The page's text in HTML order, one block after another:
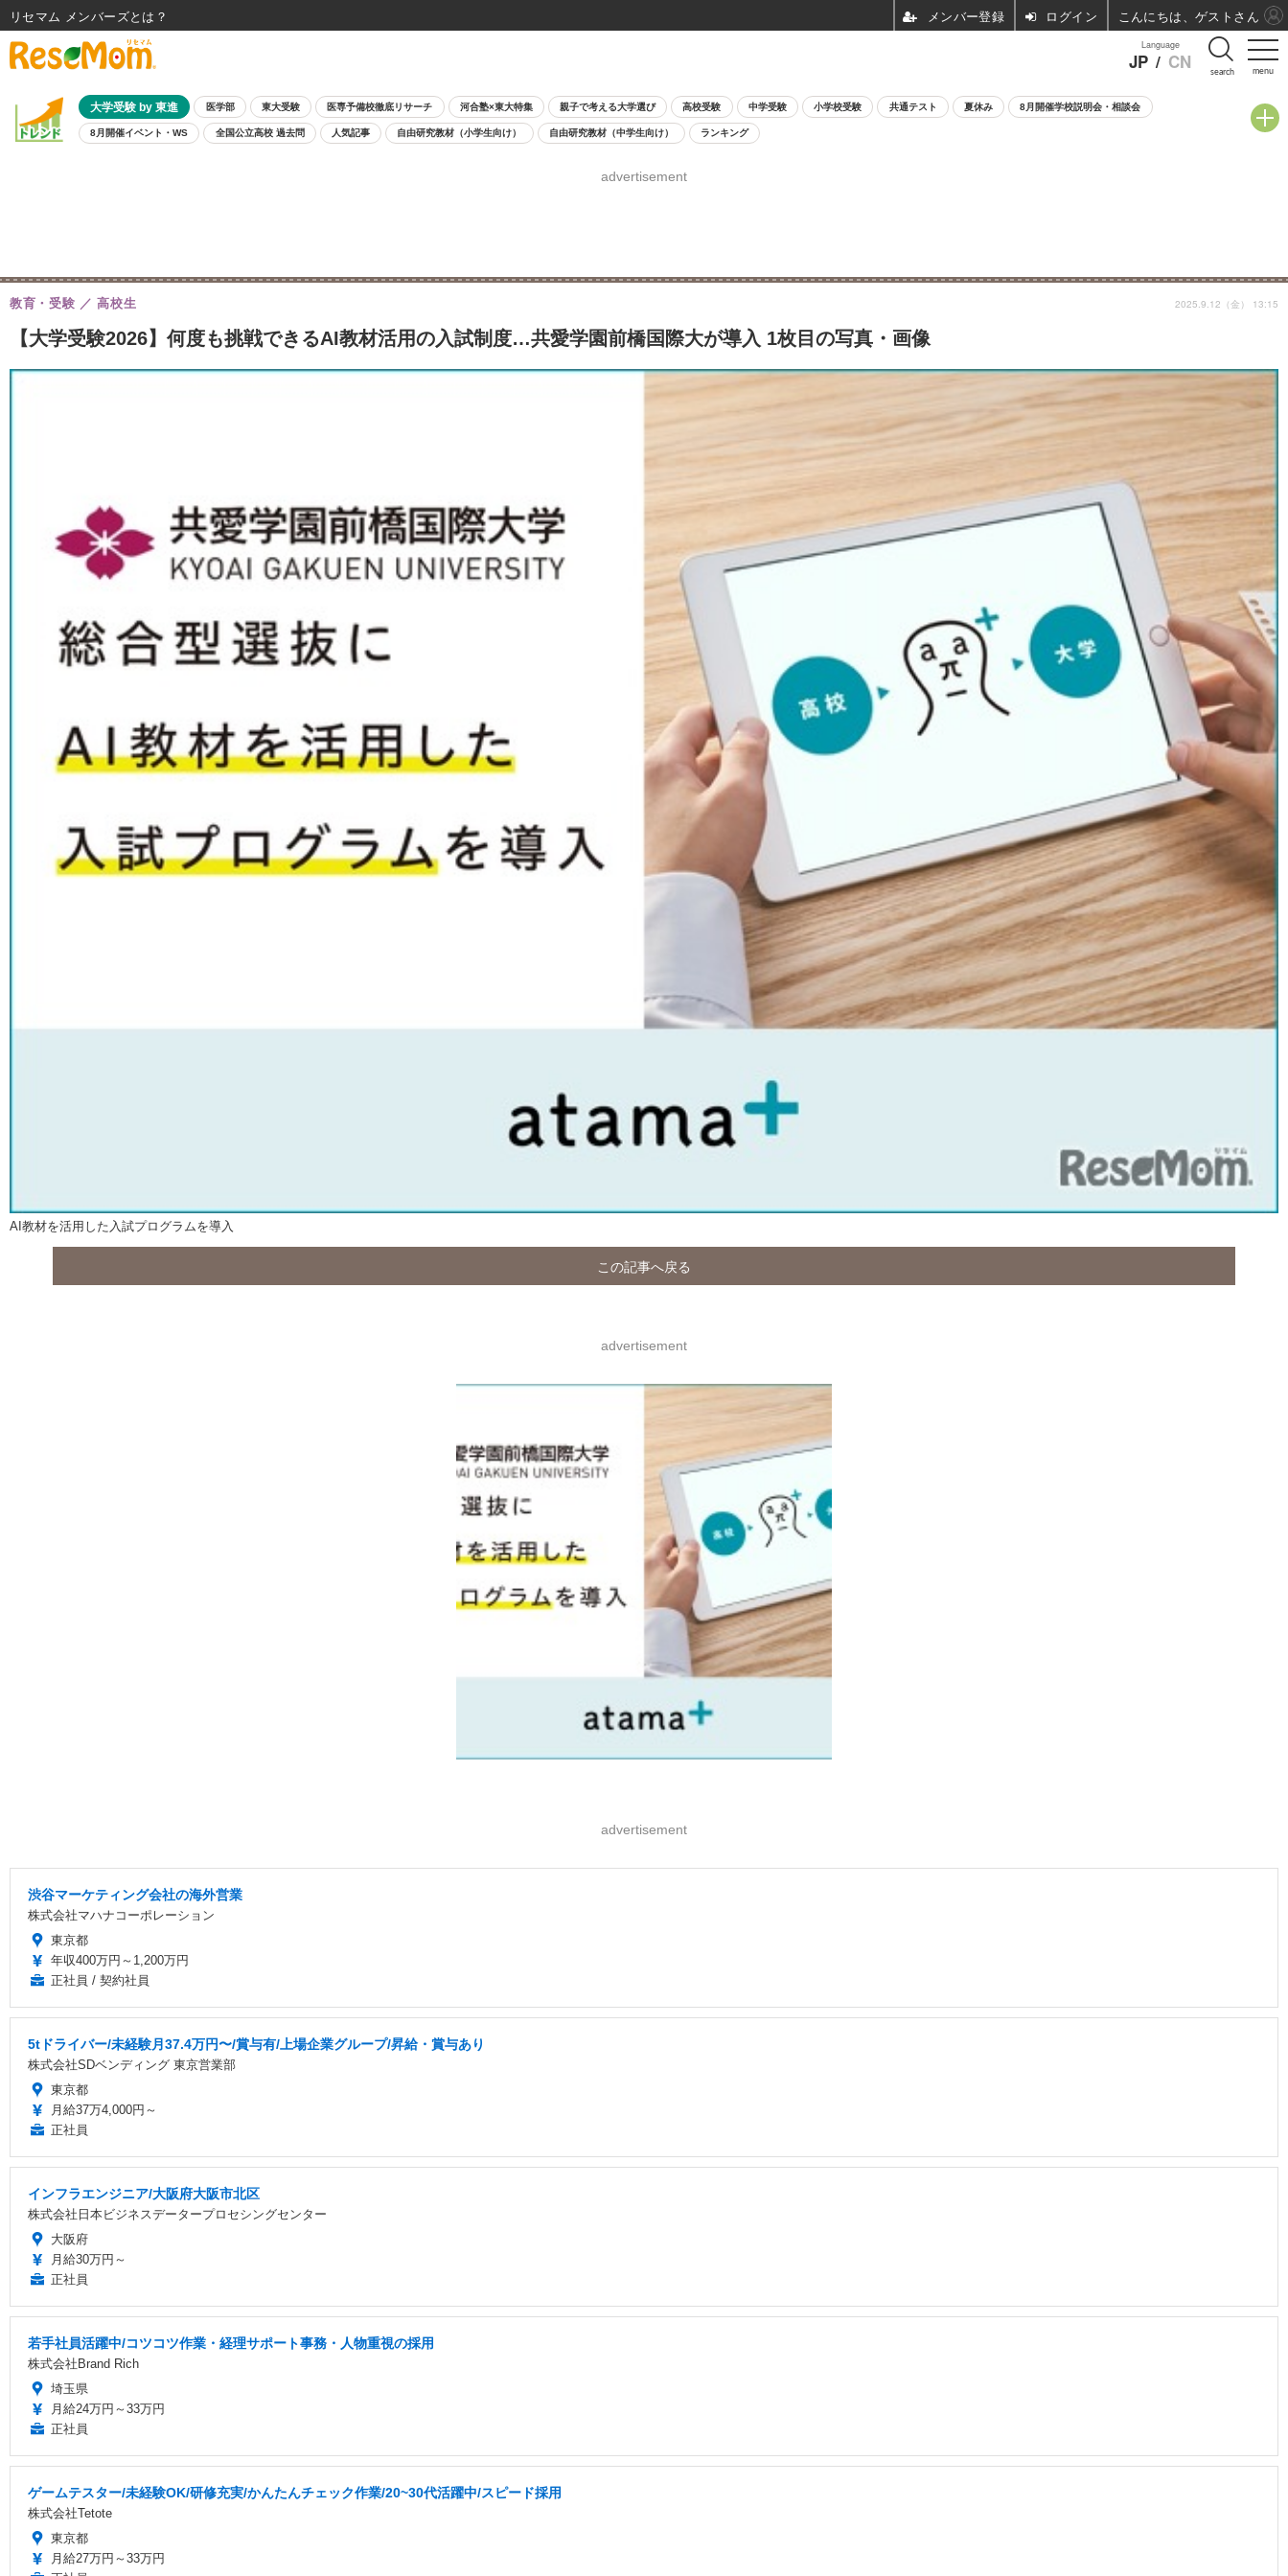
menu
Language
JP / CN search
大学受験 by 東進 医学部 東大受験 医専予備校徹底リサーチ 河合塾×東大特集 親子で考える大学選び 高校受験 中学受験 小学校受験 共通テスト 夏休み 8月開催学校説明会・相談会
8月開催イベント・WS 全国公立高校 過去問 人気記事 自由研究教材（小学生向け） 自由研究教材（中学生向け） ランキング
advertisement
【大学受験2026】何度も挑戦できるAI教材活用の入試制度…共愛学園前橋国際大が導入 1枚目の写真・画像
教育・受験 高校生 2025.9.12（金） 13:15
AI教材を活用した入試プログラムを導入
この記事へ戻る
advertisement
advertisement
渋谷マーケティング会社の海外営業
株式会社マハナコーポレーション
東京都
年収400万円～1,200万円
正社員 / 契約社員
5tドライバー/未経験月37.4万円〜/賞与有/上場企業グループ/昇給・賞与あり
株式会社SDベンディング 東京営業部
東京都
月給37万4,000円～
正社員
インフラエンジニア/大阪府大阪市北区
株式会社日本ビジネスデータープロセシングセンター
大阪府
月給30万円～
正社員
若手社員活躍中/コツコツ作業・経理サポート事務・人物重視の採用
株式会社Brand Rich
埼玉県
月給24万円～33万円
正社員
ゲームテスター/未経験OK/研修充実/かんたんチェック作業/20~30代活躍中/スピード採用
株式会社Tetote
東京都
月給27万円～33万円
リセマム メンバーズ ログイン こんにちは、ゲストさん